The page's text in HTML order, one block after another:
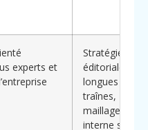
experts et
Stratégies
éditoriales
longues
traînes,
maillage
interne